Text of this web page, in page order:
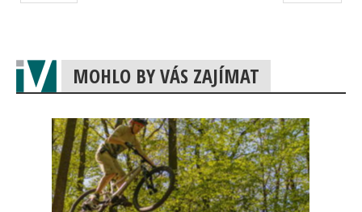
MOHLO BY VÁS ZAJÍMAT